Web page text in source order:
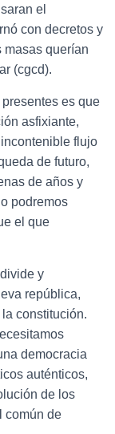
el
con decretos y
masas querían
(cgcd).
es que
asfixiante,
flujo
de futuro,
de años y
podremos
el que
y
república,
constitución.
democracia
auténticos,
de los
común de